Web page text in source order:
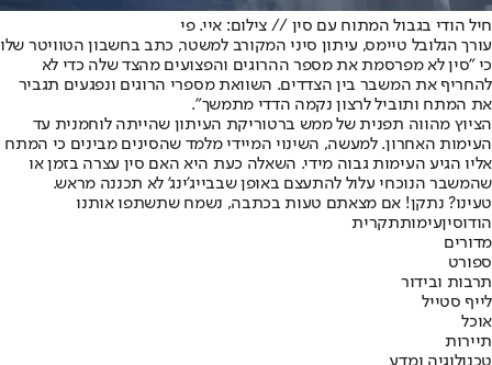
חיל הודי בגבול המתוח עם סין // צילום: איי. פי
עורך הגלובל טיימס, עיתון סיני המקורב למשטר, כתב בחשבון הטוויטר שלו
כי "סין לא מפרסמת את מספר ההרוגים והפצועים מהצד שלה כדי לא
להחריף את המשבר בין הצדדים. השוואת מספרי הרוגים ונפגעים תגביר
את המתח ותוביל לרצון נקמה הדדי מתמשך".
הציוץ מהווה תפנית של ממש ברטוריקת העיתון שהייתה לוחמנית עד
העימות האחרון. למעשה, השינוי המיידי מלמד שהסינים מבינים כי המתח
אליו הגיע העימות גבוה מידי. השאלה כעת היא האם סין עצרה בזמן או
שהמשבר הנוכחי עלול להתעצם באופן שבבייג'ינג' לא תכננה מראש.
טעינו? נתקן! אם מצאתם טעות בכתבה, נשמח שתשתפו אותנו
הודוסיןעימותתקרית
מדורים
ספורט
תרבות ובידור
לייף סטייל
אוכל
תיירות